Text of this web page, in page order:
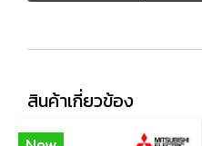
สินค้าเกี่ยวข้อง